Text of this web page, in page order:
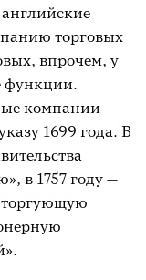
торговых
впрочем, у
функции.
компании
1699 года. В
в 1757 году —
торгующую